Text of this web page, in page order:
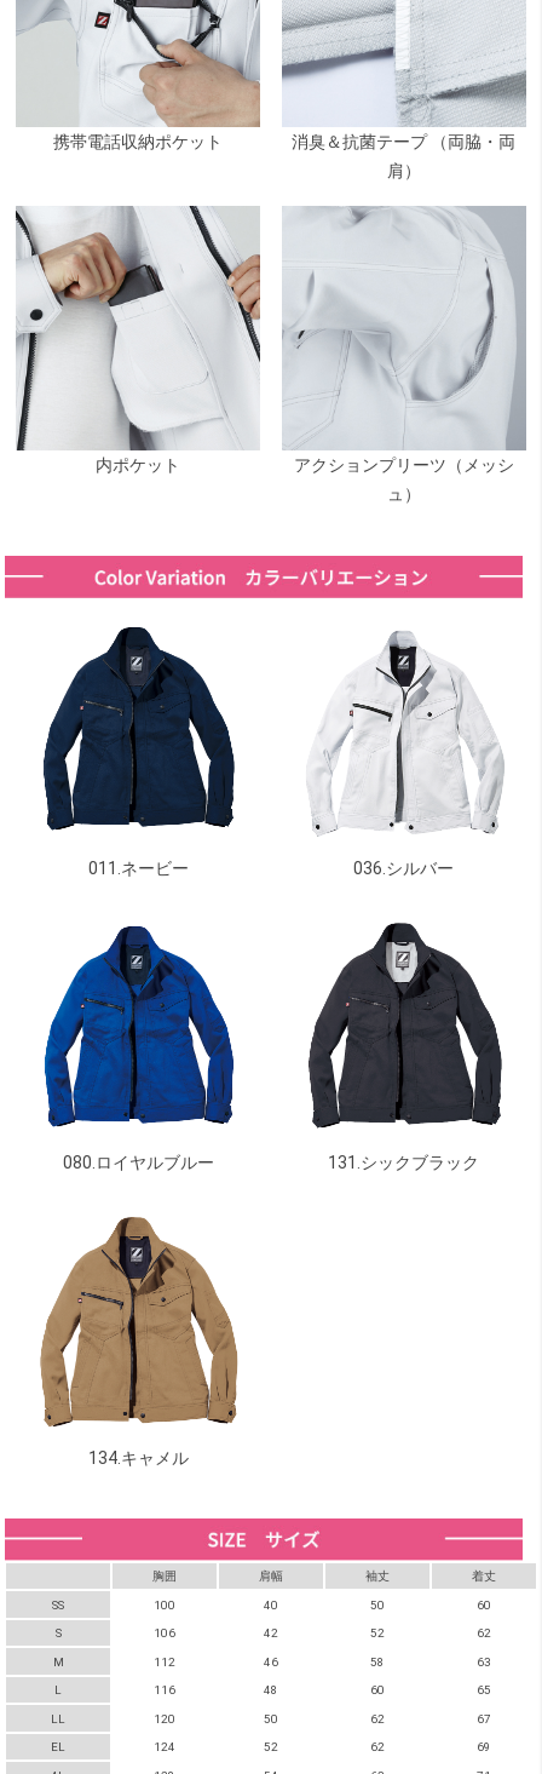
携帯電話収納ポケット
消臭＆抗菌テープ （両脇・両
肩）
内ポケット
アクションプリーツ（メッシ
ュ）
011.ネービー 036.シルバー
080.ロイヤルブルー 131.シックブラック
134.キャメル
胸囲 肩幅 袖丈 着丈
SS 100 40 50 60
S 106 42 52 62
M 112 46 58 63
L 116 48 60 65
LL 120 50 62 67
EL 124 52 62 69